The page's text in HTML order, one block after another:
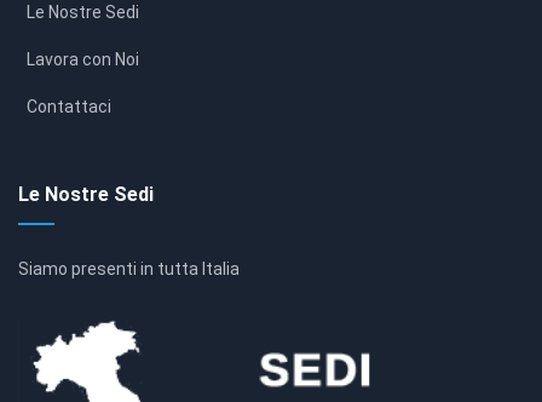
Le Nostre Sedi
Lavora con Noi
Contattaci
Le Nostre Sedi
Siamo presenti in tutta Italia